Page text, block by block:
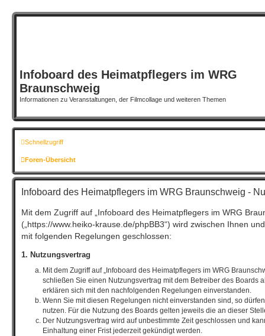
Infoboard des Heimatpflegers im WRG
Braunschweig
Informationen zu Veranstaltungen, der Filmcollage und weiteren Themen
Schnellzugriff
Foren-Übersicht
Infoboard des Heimatpflegers im WRG Braunschweig -
Mit dem Zugriff auf „Infoboard des Heimatpflegers im WRG
(„https://www.heiko-krause.de/phpBB3“) wird zwischen Ihnen
mit folgenden Regelungen geschlossen:
1. Nutzungsvertrag
Mit dem Zugriff auf „Infoboard des Heimatpflegers im WRG
schließen Sie einen Nutzungsvertrag mit dem Betreiber des Boards
erklären sich mit den nachfolgenden Regelungen einverstanden.
Wenn Sie mit diesen Regelungen nicht einverstanden sind, so
nutzen. Für die Nutzung des Boards gelten jeweils die an dieser
Der Nutzungsvertrag wird auf unbestimmte Zeit geschlossen und
Einhaltung einer Frist jederzeit gekündigt werden.